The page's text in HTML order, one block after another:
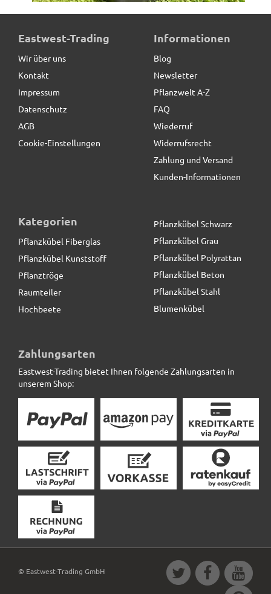
Pflanzeinsatz L44x B44x H38cm
25,90 € *
4,40 € *
Eastwest-Trading
Wir über uns
Kontakt
Impressum
Datenschutz
AGB
Cookie-Einstellungen
Informationen
Blog
Newsletter
Pflanzwelt A-Z
FAQ
Wiederruf
Widerrufsrecht
Zahlung und Versand
Kunden-Informationen
Kategorien
Pflanzkübel Fiberglas
Pflanzkübel Kunststoff
Pflanztröge
Raumteiler
Hochbeete
Pflanzkübel Schwarz
Pflanzkübel Grau
Pflanzkübel Polyrattan
Pflanzkübel Beton
Pflanzkübel Stahl
Blumenkübel
Zahlungsarten
Eastwest-Trading bietet Ihnen folgende Zahlungsarten in
unserem Shop:
© Eastwest-Trading GmbH